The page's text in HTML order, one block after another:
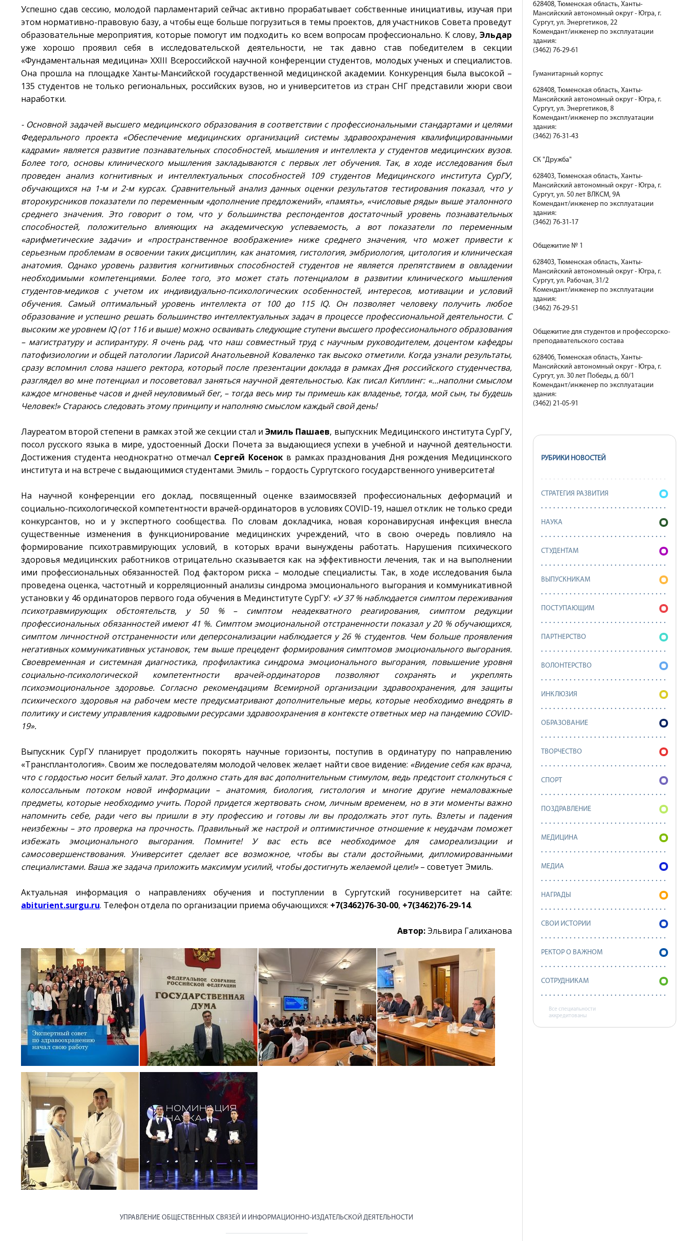
Успешно сдав сессию, молодой парламентарий сейчас активно прорабатывает собственные инициативы, изучая при
этом нормативно-правовую базу, а чтобы еще больше погрузиться в темы проектов, для участников Совета проведут
образовательные мероприятия, которые помогут им подходить ко всем вопросам профессионально. К слову, Эльдар
уже хорошо проявил себя в исследовательской деятельности, не так давно став победителем в секции
«Фундаментальная медицина» XXIII Всероссийской научной конференции студентов, молодых ученых и специалистов.
Она прошла на площадке Ханты-Мансийской государственной медицинской академии. Конкуренция была высокой –
135 студентов не только региональных, российских вузов, но и университетов из стран СНГ представили жюри свои
наработки.
- Основной задачей высшего медицинского образования в соответствии с профессиональными стандартами и целями
Федерального проекта «Обеспечение медицинских организаций системы здравоохранения квалифицированными
кадрами» является развитие познавательных способностей, мышления и интеллекта у студентов медицинских вузов.
Более того, основы клинического мышления закладываются с первых лет обучения. Так, в ходе исследования был
проведен анализ когнитивных и интеллектуальных способностей 109 студентов Медицинского института СурГУ,
обучающихся на 1-м и 2-м курсах. Сравнительный анализ данных оценки результатов тестирования показал, что у
второкурсников показатели по переменным «дополнение предложений», «память», «числовые ряды» выше эталонного
среднего значения. Это говорит о том, что у большинства респондентов достаточный уровень познавательных
способностей, положительно влияющих на академическую успеваемость, а вот показатели по переменным
«арифметические задачи» и «пространственное воображение» ниже среднего значения, что может привести к
серьезным проблемам в освоении таких дисциплин, как анатомия, гистология, эмбриология, цитология и клиническая
анатомия. Однако уровень развития когнитивных способностей студентов не является препятствием в овладении
необходимыми компетенциями. Более того, это может стать потенциалом в развитии клинического мышления
студентов-медиков с учетом их индивидуально-психологических особенностей, интересов, мотивации и условий
обучения. Самый оптимальный уровень интеллекта от 100 до 115 IQ. Он позволяет человеку получить любое
образование и успешно решать большинство интеллектуальных задач в процессе профессиональной деятельности. С
высоким же уровнем IQ (от 116 и выше) можно осваивать следующие ступени высшего профессионального образования
– магистратуру и аспирантуру. Я очень рад, что наш совместный труд с научным руководителем, доцентом кафедры
патофизиологии и общей патологии Ларисой Анатольевной Коваленко так высоко отметили. Когда узнали результаты,
сразу вспомнил слова нашего ректора, который после презентации доклада в рамках Дня российского студенчества,
разглядел во мне потенциал и посоветовал заняться научной деятельностью. Как писал Киплинг: «…наполни смыслом
каждое мгновенье часов и дней неуловимый бег, – тогда весь мир ты примешь как владенье, тогда, мой сын, ты будешь
Человек!» Стараюсь следовать этому принципу и наполняю смыслом каждый свой день!
Лауреатом второй степени в рамках этой же секции стал иЭмиль Пашаев, выпускник Медицинского института СурГУ,
посол русского языка в мире, удостоенный Доски Почета за выдающиеся успехи в учебной и научной деятельности.
Достижения студента неоднократно отмечал Сергей Косенокв рамках празднования Дня рождения Медицинского
института и на встрече с выдающимися студентами. Эмиль – гордость Сургутского государственного университета!
На научной конференции его доклад, посвященный оценке взаимосвязей профессиональных деформаций и
социально-психологической компетентности врачей-ординаторов в условиях COVID-19, нашел отклик не только среди
конкурсантов, но и у экспертного сообщества. По словам докладчика, новая коронавирусная инфекция внесла
существенные изменения в функционирование медицинских учреждений, что в свою очередь повлияло на
формирование психотравмирующих условий, в которых врачи вынуждены работать. Нарушения психического
здоровья медицинских работников отрицательно сказывается как на эффективности лечения, так и на выполнении
ими профессиональных обязанностей. Под фактором риска – молодые специалисты. Так, в ходе исследования была
проведена оценка, частотный и корреляционный анализы синдрома эмоционального выгорания и коммуникативной
установки у 46 ординаторов первого года обучения в Мединституте СурГУ: «У 37 % наблюдается симптом переживания
психотравмирующих обстоятельств, у 50 % – симптом неадекватного реагирования, симптом редукции
профессиональных обязанностей имеют 41 %. Симптом эмоциональной отстраненности показал у 20 % обучающихся,
симптом личностной отстраненности или деперсонализации наблюдается у 26 % студентов. Чем больше проявления
негативных коммуникативных установок, тем выше прецедент формирования симптомов эмоционального выгорания.
Своевременная и системная диагностика, профилактика синдрома эмоционального выгорания, повышение уровня
социально-психологической компетентности врачей-ординаторов позволяют сохранять и укреплять
психоэмоциональное здоровье. Согласно рекомендациям Всемирной организации здравоохранения, для защиты
психического здоровья на рабочем месте предусматривают дополнительные меры, которые необходимо внедрять в
политику и систему управления кадровыми ресурсами здравоохранения в контексте ответных мер на пандемию COVID-
19».
Выпускник СурГУ планирует продолжить покорять научные горизонты, поступив в ординатуру по направлению
«Трансплантология». Своим же последователям молодой человек желает найти свое видение: «Видение себя как врача,
что с гордостью носит белый халат. Это должно стать для вас дополнительным стимулом, ведь предстоит столкнуться с
колоссальным потоком новой информации – анатомия, биология, гистология и многие другие немаловажные
предметы, которые необходимо учить. Порой придется жертвовать сном, личным временем, но в эти моменты важно
напомнить себе, ради чего вы пришли в эту профессию и готовы ли вы продолжать этот путь. Взлеты и падения
неизбежны – это проверка на прочность. Правильный же настрой и оптимистичное отношение к неудачам поможет
избежать эмоционального выгорания. Помните! У вас есть все необходимое для самореализации и
самосовершенствования. Университет сделает все возможное, чтобы вы стали достойными, дипломированными
специалистами. Ваша же задача приложить максимум усилий, чтобы достигнуть желаемой цели!»– советует Эмиль.
Актуальная информация о направлениях обучения и поступлении в Сургутский госуниверситет на сайте:
abiturient.surgu.ru. Телефон отдела по организации приема обучающихся: +7(3462)76-30-00, +7(3462)76-29-14.
Автор:Эльвира Галиханова
УПРАВЛЕНИЕ ОБЩЕСТВЕННЫХ СВЯЗЕЙ И ИНФОРМАЦИОННО-ИЗДАТЕЛЬСКОЙ ДЕЯТЕЛЬНОСТИ
628408, Тюменская область, Ханты-
Мансийский автономный округ - Югра, г.
Сургут, ул. Энергетиков, 22
Комендант/инженер по эксплуатации
здания:
(3462) 76-29-61
Гуманитарный корпус
628408, Тюменская область, Ханты-
Мансийский автономный округ - Югра, г.
Сургут, ул. Энергетиков, 8
Комендант/инженер по эксплуатации
здания:
(3462) 76-31-43
СК "Дружба"
628403, Тюменская область, Ханты-
Мансийский автономный округ - Югра, г.
Сургут, ул. 50 лет ВЛКСМ, 9А
Комендант/инженер по эксплуатации
здания:
(3462) 76-31-17
Общежитие № 1
628403, Тюменская область, Ханты-
Мансийский автономный округ - Югра, г.
Сургут, ул. Рабочая, 31/2
Комендант/инженер по эксплуатации
здания:
(3462) 76-29-51
Общежитие для студентов и профессорско-
преподавательского состава
628406, Тюменская область, Ханты-
Мансийский автономный округ - Югра, г.
Сургут, ул. 30 лет Победы, д. 60/1
Комендант/инженер по эксплуатации
здания:
(3462) 21-05-91
РУБРИКИ НОВОСТЕЙ
СТРАТЕГИЯ РАЗВИТИЯ
НАУКА
СТУДЕНТАМ
ВЫПУСКНИКАМ
ПОСТУПАЮЩИМ
ПАРТНЕРСТВО
ВОЛОНТЕРСТВО
ИНКЛЮЗИЯ
ОБРАЗОВАНИЕ
ТВОРЧЕСТВО
СПОРТ
ПОЗДРАВЛЕНИЕ
МЕДИЦИНА
МЕДИА
НАГРАДЫ
СВОИ ИСТОРИИ
РЕКТОР О ВАЖНОМ
СОТРУДНИКАМ
Все специальности
аккредитованы